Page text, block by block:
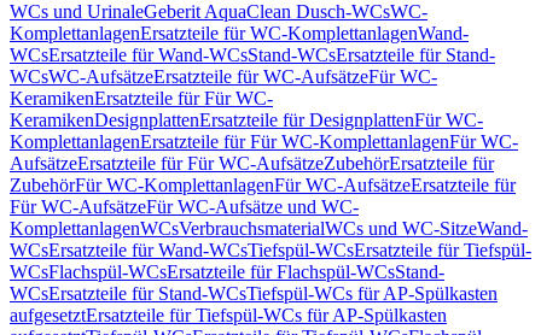
WCs und UrinaleGeberit AquaClean Dusch-WCsWC-
KomplettanlagenErsatzteile für WC-KomplettanlagenWand-
WCsErsatzteile für Wand-WCsStand-WCsErsatzteile für Stand-
WCsWC-AufsätzeErsatzteile für WC-AufsätzeFür WC-
KeramikenErsatzteile für Für WC-
KeramikenDesignplattenErsatzteile für DesignplattenFür WC-
KomplettanlagenErsatzteile für Für WC-KomplettanlagenFür WC-
AufsätzeErsatzteile für Für WC-AufsätzeZubehörErsatzteile für
ZubehörFür WC-KomplettanlagenFür WC-AufsätzeErsatzteile für
Für WC-AufsätzeFür WC-Aufsätze und WC-
KomplettanlagenWCsVerbrauchsmaterialWCs und WC-SitzeWand-
WCsErsatzteile für Wand-WCsTiefspül-WCsErsatzteile für Tiefspül-
WCsFlachspül-WCsErsatzteile für Flachspül-WCsStand-
WCsErsatzteile für Stand-WCsTiefspül-WCs für AP-Spülkasten
aufgesetztErsatzteile für Tiefspül-WCs für AP-Spülkasten